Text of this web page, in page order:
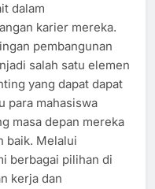
dalam
karier mereka.
pembangunan
salah satu elemen
yang dapat dapat
para mahasiswa
masa depan mereka
baik. Melalui
berbagai pilihan di
kerja dan